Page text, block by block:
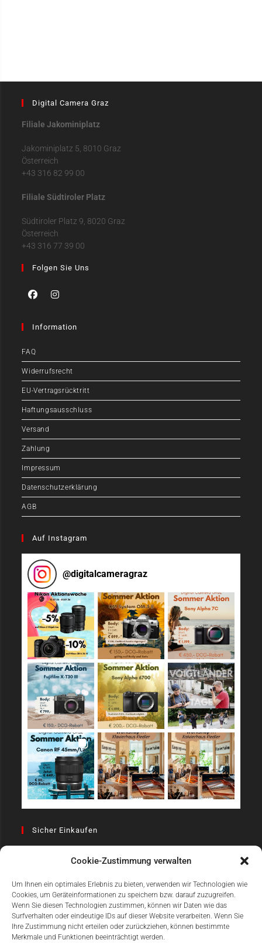
Cookie-Zustimmung verwalten
Um Ihnen ein optimales Erlebnis zu bieten, verwenden wir Technologien wie
Cookies, um Geräteinformationen zu speichern bzw. darauf zuzugreifen.
Wenn Sie diesen Technologien zustimmen, können wir Daten wie das
Surfverhalten oder eindeutige IDs auf dieser Website verarbeiten. Wenn Sie
Ihre Zustimmung nicht erteilen oder zurückziehen, können bestimmte
Merkmale und Funktionen beeinträchtigt werden.
Digital Camera Graz
Filiale Jakominiplatz
Jakominiplatz 5, 8010 Graz
Österreich
+43 316 82 99 00
Filiale Südtiroler Platz
Südtiroler Platz 9, 8020 Graz
Österreich
+43 316 77 39 00
Folgen Sie Uns
Information
FAQ
Widerrufsrecht
EU-Vertragsrücktritt
Haftungsausschluss
Versand
Zahlung
Impressum
Datenschutzerklärung
AGB
Auf Instagram
@digitalcameragraz
Sicher Einkaufen
Einfach Online Bezahlen